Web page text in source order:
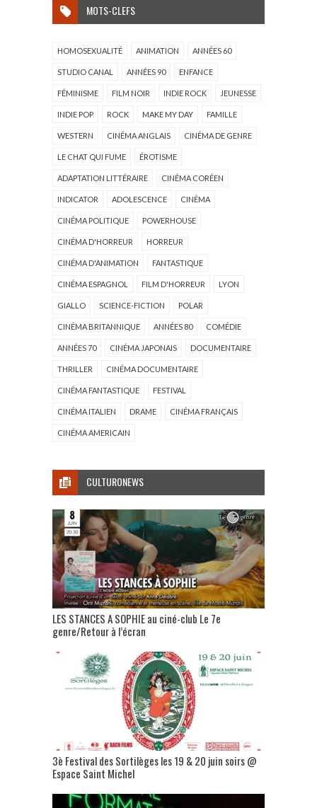
MOTS-CLEFS
HOMOSEXUALITÉ ANIMATION ANNÉES 60
STUDIO CANAL ANNÉES 90 ENFANCE
FÉMINISME FILM NOIR INDIE ROCK JEUNESSE
INDIE POP ROCK MAKE MY DAY FAMILLE
WESTERN CINÉMA ANGLAIS CINÉMA DE GENRE
LE CHAT QUI FUME ÉROTISME
ADAPTATION LITTÉRAIRE CINÉMA CORÉEN
INDICATOR ADOLESCENCE CINÉMA
CINÉMA POLITIQUE POWERHOUSE
CINÉMA D'HORREUR HORREUR
CINÉMA D'ANIMATION FANTASTIQUE
CINÉMA ESPAGNOL FILM D'HORREUR LYON
GIALLO SCIENCE-FICTION POLAR
CINÉMA BRITANNIQUE ANNÉES 80 COMÉDIE
ANNÉES 70 CINÉMA JAPONAIS DOCUMENTAIRE
THRILLER CINÉMA DOCUMENTAIRE
CINÉMA FANTASTIQUE FESTIVAL
CINÉMA ITALIEN DRAME CINÉMA FRANÇAIS
CINÉMA AMERICAIN
CULTURONEWS
LES STANCES A SOPHIE au ciné-club Le 7e
genre/Retour à l’écran
3è Festival des Sortilèges les 19 & 20 juin soirs @
Espace Saint Michel